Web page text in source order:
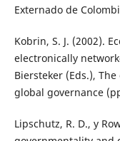
Externado de
Kobrin, S. J. (2002).
electronically
Biersteker (Eds.),
global governance
Lipschutz, R. D., y